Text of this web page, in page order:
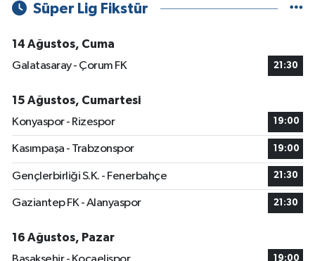
Süper Lig Fikstür
14 Ağustos, Cuma
Galatasaray - Çorum FK
21:30
15 Ağustos, Cumartesi
Konyaspor - Rizespor
19:00
Kasımpaşa - Trabzonspor 19:00
Gençlerbirliği S.K. - Fenerbahçe 21:30
Gaziantep FK - Alanyaspor 21:30
16 Ağustos, Pazar
19:00